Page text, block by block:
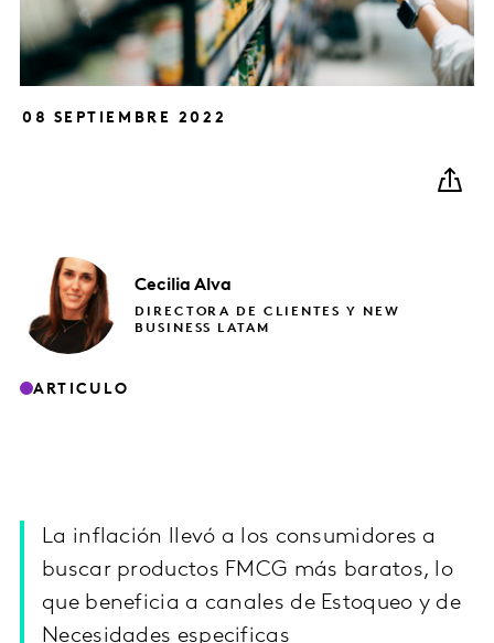
08 SEPTIEMBRE 2022
CeciliaAlva
DIRECTORA DE CLIENTES Y NEW
BUSINESS LATAM
ARTICULO
La inflación llevó a los consumidores a
buscar productos FMCG más baratos, lo
que beneficia a canales de Estoqueo y de
Necesidades especificas